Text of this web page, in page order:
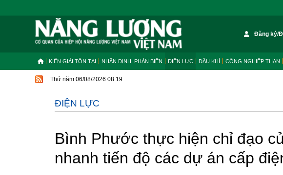
Đăng ký/
KIẾN GIẢI TỒN TẠI NHẬN ĐỊNH, PHẢN BIỆN ĐIỆN LỰC DẦU KHÍ CÔNG NGHIỆP THAN
Thứ năm 06/08/2026 08:19
ĐIỆN LỰC
Bình Phước thực hiện chỉ đạo
nhanh tiến độ các dự án cấp